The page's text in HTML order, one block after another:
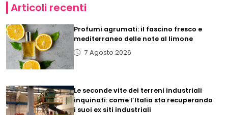
Articoli recenti
Profumi agrumati: il fascino fresco e
mediterraneo delle note al limone
7 Agosto 2026
Le seconde vite dei terreni industriali
inquinati: come l’Italia sta recuperando
i suoi ex siti industriali